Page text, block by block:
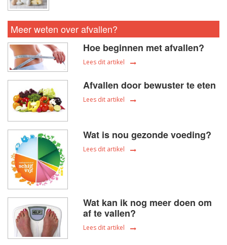
Meer weten over afvallen?
Hoe beginnen met afvallen?
Lees dit artikel
Afvallen door bewuster te eten
Lees dit artikel
Wat is nou gezonde voeding?
Lees dit artikel
Wat kan ik nog meer doen om
af te vallen?
Lees dit artikel